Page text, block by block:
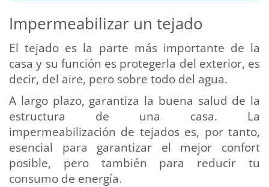
Impermeabilizar un tejado
El tejado es la parte más importante de la
casa y su función es protegerla del exterior, es
decir, del aire, pero sobre todo del agua.
A largo plazo, garantiza la buena salud de la
estructura de una casa. La
impermeabilización de tejados es, por tanto,
esencial para garantizar el mejor confort
posible, pero también para reducir tu
consumo de energía.